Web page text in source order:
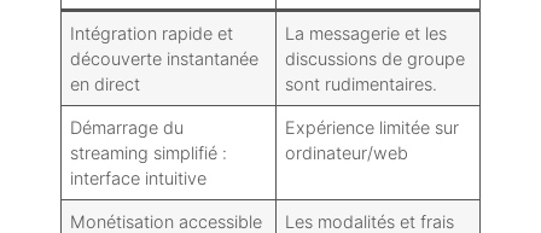
Intégration rapide et
découverte instantanée
en direct
La messagerie et les
discussions de groupe
sont rudimentaires.
Démarrage du
streaming simplifié :
interface intuitive
Expérience limitée sur
ordinateur/web
Monétisation accessible
Les modalités et frais